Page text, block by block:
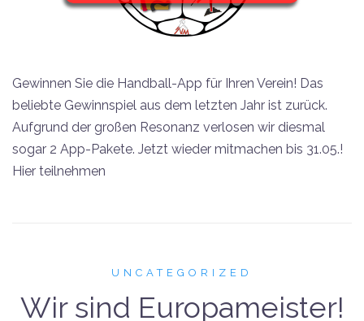
Gewinnen Sie die Handball-App für Ihren Verein! Das
beliebte Gewinnspiel aus dem letzten Jahr ist zurück.
Aufgrund der großen Resonanz verlosen wir diesmal
sogar 2 App-Pakete. Jetzt wieder mitmachen bis 31.05.!
Hier teilnehmen
UNCATEGORIZED
Wir sind Europameister!